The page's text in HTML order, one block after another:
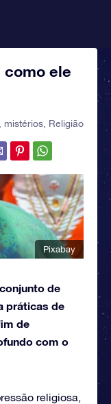
como ele
mistérios Religião
Pixabay
de
práticas de
de
com o
religiosa,